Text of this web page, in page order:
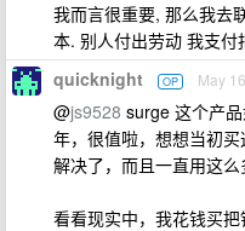
我而言很重要, 那么我去
本. 别人付出劳动 我支
quicknight OP May 16
@js9528 surge 这个产
年，很值啦，想想当初
解决了，而且一直用这么
看看现实中，我花钱买把